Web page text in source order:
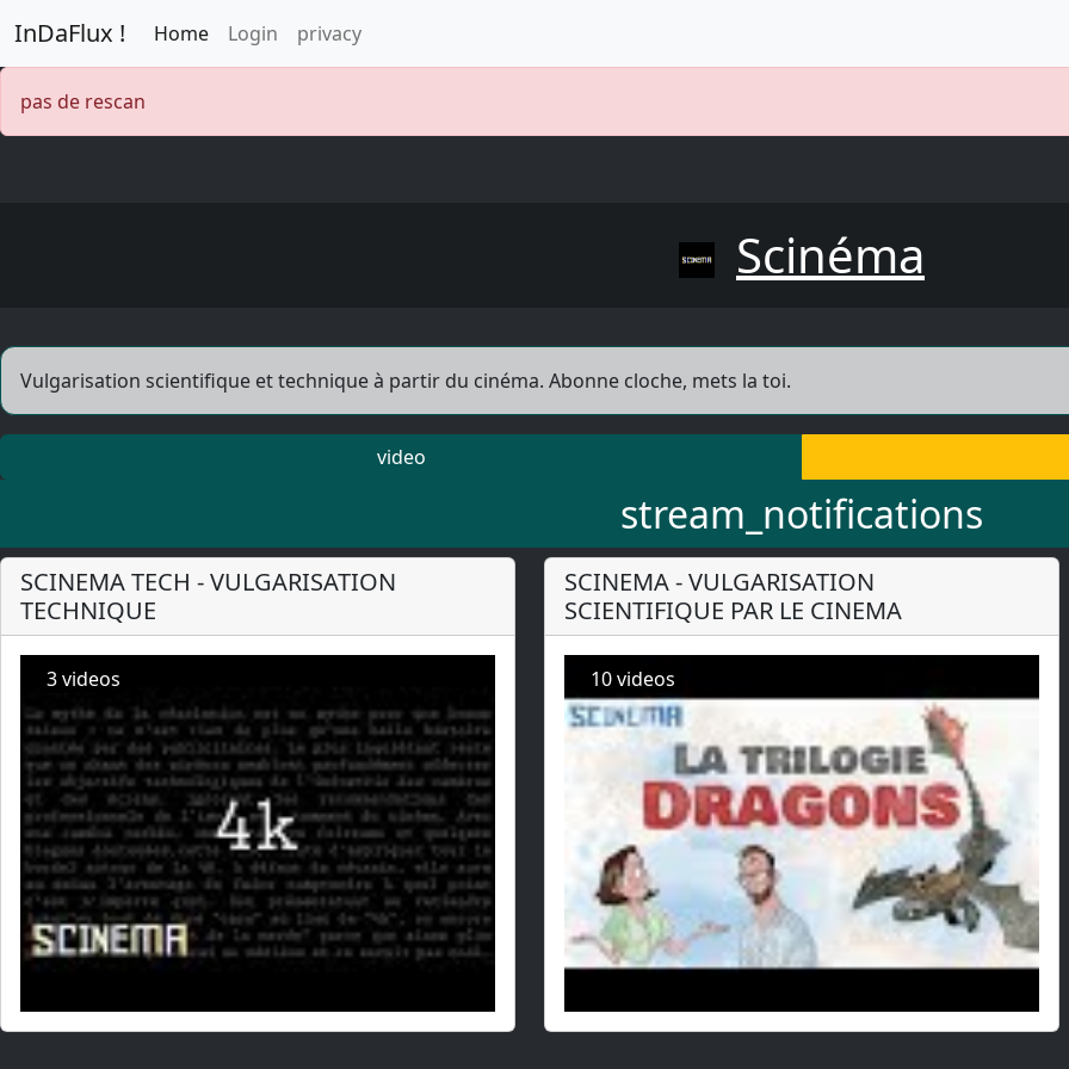
InDaFlux ! Home Login privacy
pas de rescan
Scinéma
Vulgarisation scientifique et technique à partir du cinéma. Abonne cloche, mets la toi.
video
stream_notifications
SCINEMA TECH - VULGARISATION
TECHNIQUE
3 videos
SCINEMA - VULGARISATION
SCIENTIFIQUE PAR LE CINEMA
10 videos